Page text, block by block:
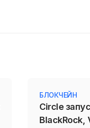
БЛОКЧЕЙН
Circle
BlackRock,